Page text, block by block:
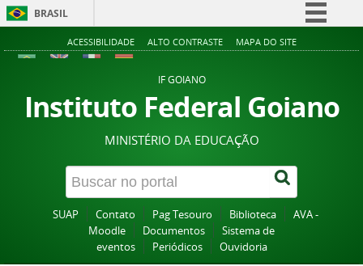
BRASIL
Simplifique!
Acesso à informação
Legislação
Canais
ACESSIBILIDADE ALTO CONTRASTE MAPA DO SITE
IF GOIANO
Instituto Federal Goiano
MINISTÉRIO DA EDUCAÇÃO
SUAP Contato Pag Tesouro Biblioteca
AVA -
Moodle
Documentos
Sistema de
eventos
Periódicos Ouvidoria